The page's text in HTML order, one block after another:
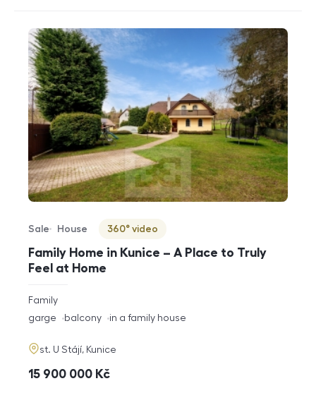
Family Home in Kunice – A Place to Truly
Feel at Home
Offer type
Sale
Property type
House
Virtuální prohlídka
360° video
rozměry
disposition
Family
funkce
garge balcony in a family house
adresa
st. U Stájí, Kunice
cena
15 900 000 Kč